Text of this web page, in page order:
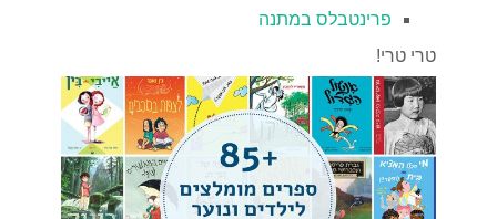
פרינטבלס במתנה
טרי טרי!